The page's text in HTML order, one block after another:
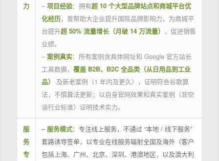
力
– 项目经验：拥有超 10 个大型品牌站点和商城平台优
化经历，曾帮助大企业提升国际品牌影响力，为商城平
台提升超 50% 流量增长（月破 14 万流量） ，促进销售
业绩。
– 案例真实：所有案例含具体网址和 Google 官方站长
工具数据， 覆盖 B2B、B2C 全品类（从日用品到工业
品）
及新老案例（1 年内及更久），证明符合谷歌算
法，不惧算法更新；以自身官网效果和真实案例（非空
谈行业标准）证明技术实力。
服
务
专
– 服务模式：专注线上服务，不通过 “本地 / 线下服务”
套路诱导签单，以专业在线服务辐射全国及海外（客户
包括上海、广州、北京、深圳、港澳地区，以及澳大利